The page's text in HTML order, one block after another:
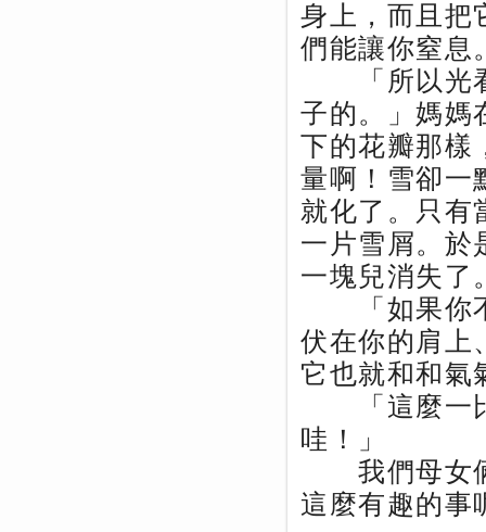
身上，而且把
們能讓你窒息
「所以光看
子的。」媽媽
下的花瓣那樣
量啊！雪卻一
就化了。只有
一片雪屑。於
一塊兒消失了
「如果你不
伏在你的肩上
它也就和和氣
「這麼一比
哇！」
我們母女倆
這麼有趣的事